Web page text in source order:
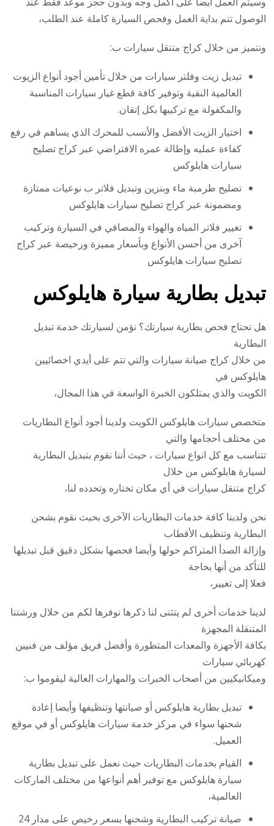
الوصول تتم بداية العمل وفحص السيارة كاملة عند الطلب،
ونتميز من خلال كراج متنقل سيارات ب:
تبديل زيت وفلتر سيارات من خلال تأمين أجود أنواع الزيوت
العالمية النقية وتوفير كافة قطع غيار سيارات المناسبة
والمكفولة مع تركيبها بكل إتقان.
اختيار الزيت الأفضل والأنسب للمحرك الذي يساهم في رفع
كفاءة عمليه وإطالة عمره الافتراضي عبر كراج تصليح
سيارات هايلوكس
تصليح طرمبة ماء وبنزين وتبديل فلاتر ب نوعيات ممتازة
ومضمونة عبر كراج تصليح سيارات هايلوكس
تغيير فلاتر المياه والهواء والمصافي في السيارة وتركيب
آخرى من أحسن الأنواع وبأسعار مميزة ورخيصة عبر كراج
تصليح سيارات هايلوكس
تبديل بطارية سيارة هايلوكس
هل تحتاج فحص بطارية سيارتك؟ نؤمن لسيارتك خدمة تبديل
البطارية
من خلال كراج صيانة سيارات والتي تتم على أيدي اخصائيين
هايلوكس في
الكويت والذي يمتلكون الخبرة الواسعة في هذا المجال،
متخصص سيارات هايلوكس الكويت ولدينا أجود أنواع البطاريات
من مختلف أحجامها والتي
تتناسب مع كل انواع سيارات ، حيث أننا نقوم بتبديل البطارية
لسيارة هايلوكس من خلال
كراج متنقل سيارات في أي مكان تختاره وتحدده لنا،
نحن ولدينا كافة خدمات البطاريات الآخرى بحيث نقوم بشحن
البطارية وتنظيف الأقطاب
وإزالة الصدأ المتراكم حولها وأيضا فحصها بشكل دقيق قبل تبديلها
للتأكد من أنها بحاجة
فعلا إلى تغيير،
لدينا خدمات أخرى لم يتثنى لنا ذكرها نوفرها لكم من خلال ورشتنا
المتنقلة المجهزة
بكافة الأجهزة والمعدات المتطورة وأفضل فريق مؤلف من فنيين
كهربائي سيارات
وميكانيكيين من أصحاب الخبرات والمهارات العالية ليقوموا ب:
تبديل بطارية هايلوكس أو صيانتها وتنظيفها وأيضا إعادة
شحنها سواء في مركز خدمة سيارات هايلوكس أو في موقع
العميل.
القيام بخدمات البطاريات حيث نعمل على تبديل بطارية
سيارة هايلوكس مع توفير أهم أنواعها من مختلف الماركات
العالمية،
صيانة تركيب البطارية وشحنها بسعر رخيص على مدار 24